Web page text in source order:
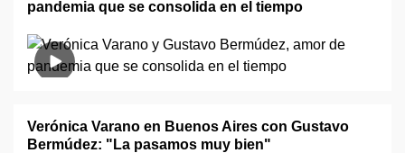
pandemia que se consolida en el tiempo
Verónica Varano en Buenos Aires con Gustavo
Bermúdez: "La pasamos muy bien"